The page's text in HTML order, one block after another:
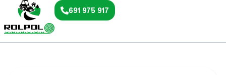
691 975 917